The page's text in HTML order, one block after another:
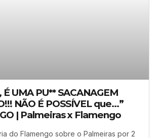
É UMA PU** SACANAGEM
NÃO É POSSÍVEL que…”
| Palmeiras x Flamengo
do Flamengo sobre o Palmeiras por 2